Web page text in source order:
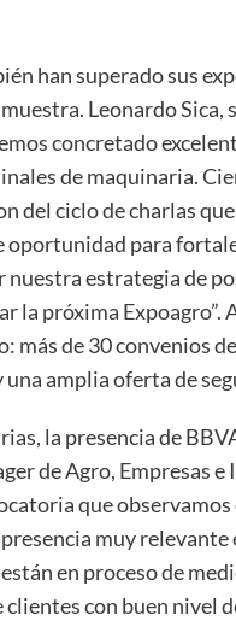
han superado sus
Leonardo
concretado
de maquinaria.
ciclo de charlas
oportunidad para
estrategia de
la próxima
más de 30 convenios
amplia oferta de
la presencia de
de Agro, Empresas
que observamos
muy relevante
en proceso de
con buen nivel